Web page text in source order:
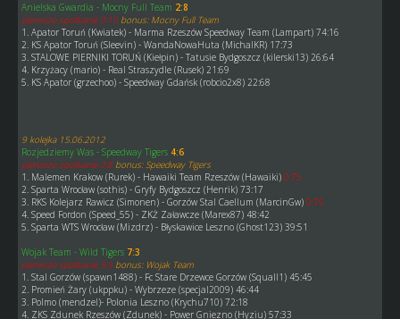
Anielska Gwardia - Mocny Full Team 2:8
pierwsze spotkanie 0:10 bonus: Mocny Full Team
1. Apator Toruń (Kwiatek) - Marma Rzeszów Speedway Team (Lampart) 74:16
2. KS Apator Toruń (Sleevin) - WandaNowaHuta (MichalKR) 17:73
3. STALOWE PIERNIKI TORUŃ (Kiełpin) - Tatusie Bydgoszcz (kilerski13) 26:64
4. Krzyżacy (mario) - Real Straszydle (Rusek) 21:69
5. KS Apator (grzechoo) - Speedway Gdańsk (robcio2x8) 22:68
9 kolejka 15.06.2012
Rozjedziemy Was - Speedway Tigers 4:6
pierwsze spotkanie 2:8 bonus: Speedway Tigers
1. Malemen Krakow (Rurek) - Hawaiki Team Rzeszów (Hawaiki) 0:75
2. Sparta Wrocław (sothis) - Gryfy Bydgoszcz (Henrik) 73:17
3. RKS Kolejarz Rawicz (Simonen) - Gorzów Stal Caellum (MarcinGw) 0:75
4. Speed Fordon (Speed_55) - ZKŻ Załawcze (Marex87) 48:42
5. Sparta WTS Wrocław (Mizdrz) - Błyskawice Leszno (Ghost123) 39:51
Wojak Team - Wild Tigers 7:3
pierwsze spotkanie 5:5 bonus: Wojak Team
1. Stal Gorzów (spawn1488) - Fc Stare Drzewce Gorzów (Squall1) 45:45
2. Promień Żary (ukppku) - Wybrzeze (specjal2009) 46:44
3. Polmo (mendzel)- Polonia Leszno (Krychu710) 72:18
4. ZKS Zdunek Rzeszów (Zdunek) - Power Gniezno (Hyziu) 57:33